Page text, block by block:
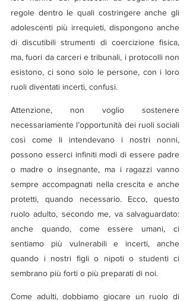
regole dentro le quali costringere anche gli
adolescenti più irrequieti, dispongono anche
di discutibili strumenti di coercizione fisica,
ma, fuori da carceri e tribunali, i protocolli non
esistono, ci sono solo le persone, con i loro
ruoli diventati incerti, confusi.
Attenzione, non voglio sostenere
necessariamente l’opportunità dei ruoli sociali
così come li intendevano i nostri nonni,
possono esserci infiniti modi di essere padre
o madre o insegnante, ma i ragazzi vanno
sempre accompagnati nella crescita e anche
protetti, quando necessario. Ecco, questo
ruolo adulto, secondo me, va salvaguardato:
anche quando, come essere umani, ci
sentiamo più vulnerabili e incerti, anche
quando i nostri figli o nipoti o studenti ci
sembrano più forti o più preparati di noi.
Come adulti, dobbiamo giocare un ruolo di